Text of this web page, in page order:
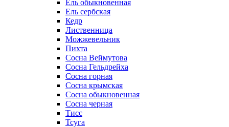
Ель обыкновенная
Ель сербская
Кедр
Лиственница
Можжевельник
Пихта
Сосна Веймутова
Сосна Гельдрейха
Сосна горная
Сосна крымская
Сосна обыкновенная
Сосна черная
Тисс
Тсуга